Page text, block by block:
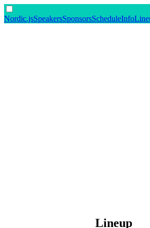
Nordic.jsSpeakersSponsorsScheduleInfo
Lineup